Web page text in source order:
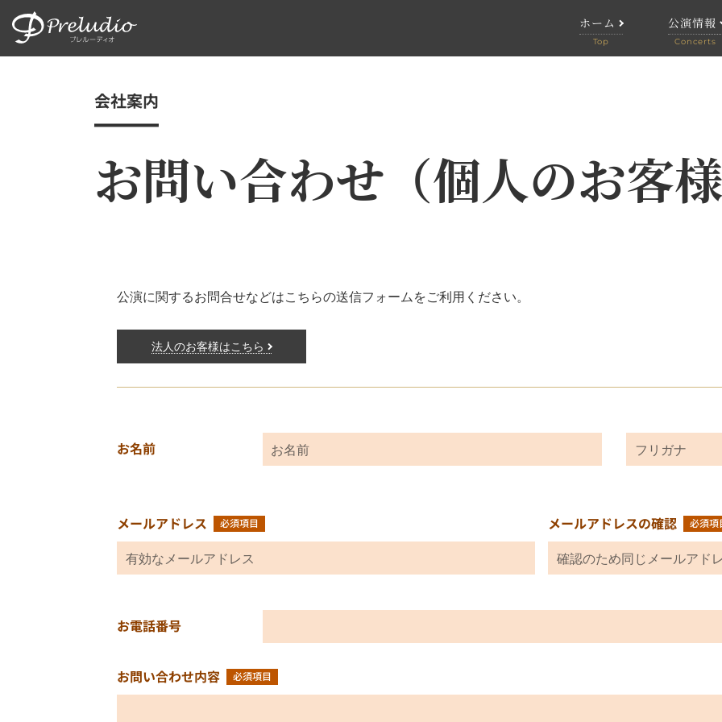
会社案内
お問い合わせ（個人のお客
公演に関するお問合せなどはこちらの送信フォームをご利用ください。
法人のお客様はこちら
お名前 お名前
メールアドレス 必須項目 メールアドレスの確認 必須項
お電話番号
お問い合わせ内容 必須項目
ホーム 公演情報